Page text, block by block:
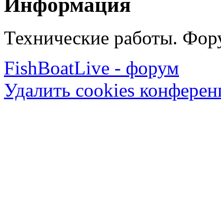
Информация
Технические работы.
FishBoatLive - форум
Удалить cookies